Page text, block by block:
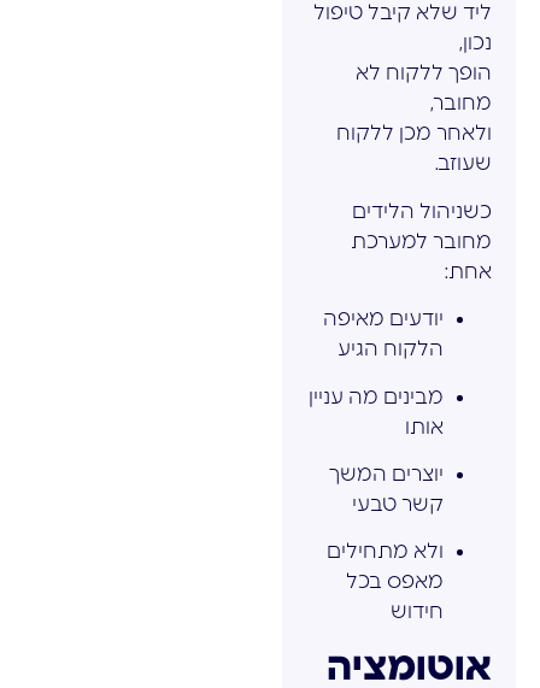
ליד שלא קיבל טיפול
נכון,
הופך ללקוח לא
מחובר,
ולאחר מכן ללקוח
שעוזב.
כשניהול הלידים
מחובר למערכת
אחת:
יודעים מאיפה
הלקוח הגיע
מבינים מה עניין
אותו
יוצרים המשך
קשר טבעי
ולא מתחילים
מאפס בכל
חידוש
אוטומציה